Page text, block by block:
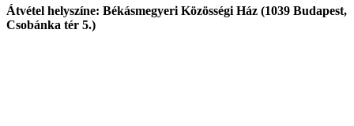
Átvétel helyszíne: Békásmegyeri Közösségi Ház (1039 Budapest,
Csobánka tér 5.)